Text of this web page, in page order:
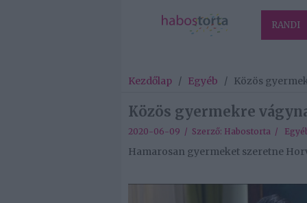
RANDI
Kezdőlap / Egyéb / Közös
Közös gyermekre
2020-06-09 / Szerző: Habostorta /
Hamarosan gyermeket szeretne